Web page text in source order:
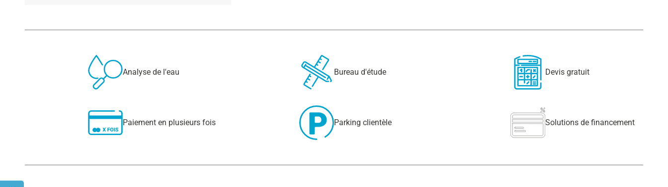
Analyse de l'eau Bureau d'étude Devis gratuit
Paiement en plusieurs fois Parking clientèle Solutions de financement